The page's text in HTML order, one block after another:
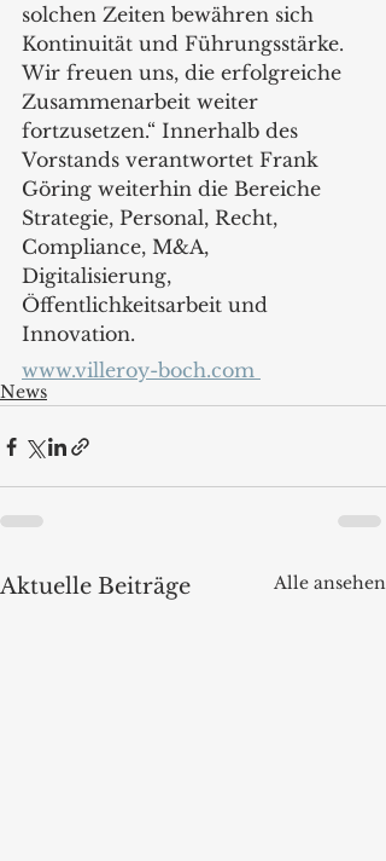
solchen Zeiten bewähren sich
Kontinuität und Führungsstärke.
Wir freuen uns, die erfolgreiche
Zusammenarbeit weiter
fortzusetzen.“ Innerhalb des
Vorstands verantwortet Frank
Göring weiterhin die Bereiche
Strategie, Personal, Recht,
Compliance, M&A,
Digitalisierung,
Öffentlichkeitsarbeit und
Innovation.
www.villeroy-boch.com
News
Aktuelle Beiträge Alle ansehen